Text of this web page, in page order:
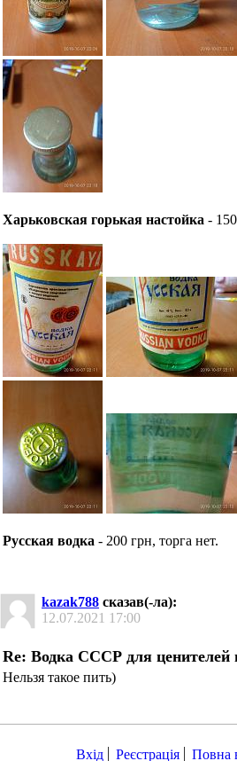
Харьковская горькая настойка -
Русская водка - 200 грн, торга нет.
kazak788 сказав(-ла):
12.07.2021 17:00
Re: Водка СССР для ценителей
Нельзя такое пить)
Вхід Реєстрація Повна